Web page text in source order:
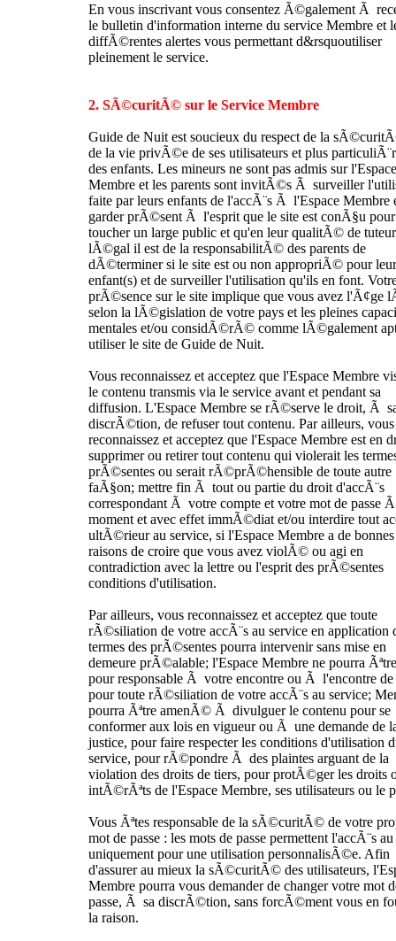
En vous inscrivant vous consentez Ã©galement Ã
le bulletin d'information interne du service Membre et
diffÃ©rentes alertes vous permettant d&rsquoutiliser
pleinement le service.
2. SÃ©curitÃ© sur le Service Membre
Guide de Nuit est soucieux du respect de la
de la vie privÃ©e de ses utilisateurs et plus
des enfants. Les mineurs ne sont pas admis sur l'Espace
Membre et les parents sont invitÃ©s Ã surveiller
faite par leurs enfants de l'accÃ¨s Ã l'Espace
garder prÃ©sent Ã l'esprit que le site est conÃ§u pour
toucher un large public et qu'en leur qualitÃ© de tuteur
lÃ©gal il est de la responsabilitÃ© des parents de
dÃ©terminer si le site est ou non appropriÃ© pour
enfant(s) et de surveiller l'utilisation qu'ils en font.
prÃ©sence sur le site implique que vous avez l'Ã¢ge
selon la lÃ©gislation de votre pays et les pleines
mentales et/ou considÃ©rÃ© comme lÃ©galement
utiliser le site de Guide de Nuit.
Vous reconnaissez et acceptez que l'Espace Membre
le contenu transmis via le service avant et pendant sa
diffusion. L'Espace Membre se rÃ©serve le droit, Ã
discrÃ©tion, de refuser tout contenu. Par ailleurs, vous
reconnaissez et acceptez que l'Espace Membre est en
supprimer ou retirer tout contenu qui violerait les
prÃ©sentes ou serait rÃ©prÃ©hensible de toute autre
faÃ§on; mettre fin Ã tout ou partie du droit d'accÃ¨s
correspondant Ã votre compte et votre mot de passe
moment et avec effet immÃ©diat et/ou interdire tout
ultÃ©rieur au service, si l'Espace Membre a de bonnes
raisons de croire que vous avez violÃ© ou agi en
contradiction avec la lettre ou l'esprit des prÃ©sentes
conditions d'utilisation.
Par ailleurs, vous reconnaissez et acceptez que toute
rÃ©siliation de votre accÃ¨s au service en application
termes des prÃ©sentes pourra intervenir sans mise en
demeure prÃ©alable; l'Espace Membre ne pourra
pour responsable Ã votre encontre ou Ã l'encontre de
pour toute rÃ©siliation de votre accÃ¨s au service;
pourra Ãªtre amenÃ© Ã divulguer le contenu pour se
conformer aux lois en vigueur ou Ã une demande de
justice, pour faire respecter les conditions d'utilisation
service, pour rÃ©pondre Ã des plaintes arguant de la
violation des droits de tiers, pour protÃ©ger les droits
intÃ©rÃªts de l'Espace Membre, ses utilisateurs ou le
Vous Ãªtes responsable de la sÃ©curitÃ© de votre
mot de passe : les mots de passe permettent l'accÃ¨s
uniquement pour une utilisation personnalisÃ©e. Afin
d'assurer au mieux la sÃ©curitÃ© des utilisateurs,
Membre pourra vous demander de changer votre mot
passe, Ã sa discrÃ©tion, sans forcÃ©ment vous en
la raison.